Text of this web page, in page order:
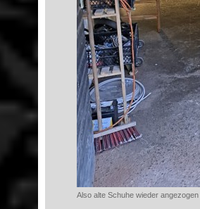
Also alte Schuhe wieder